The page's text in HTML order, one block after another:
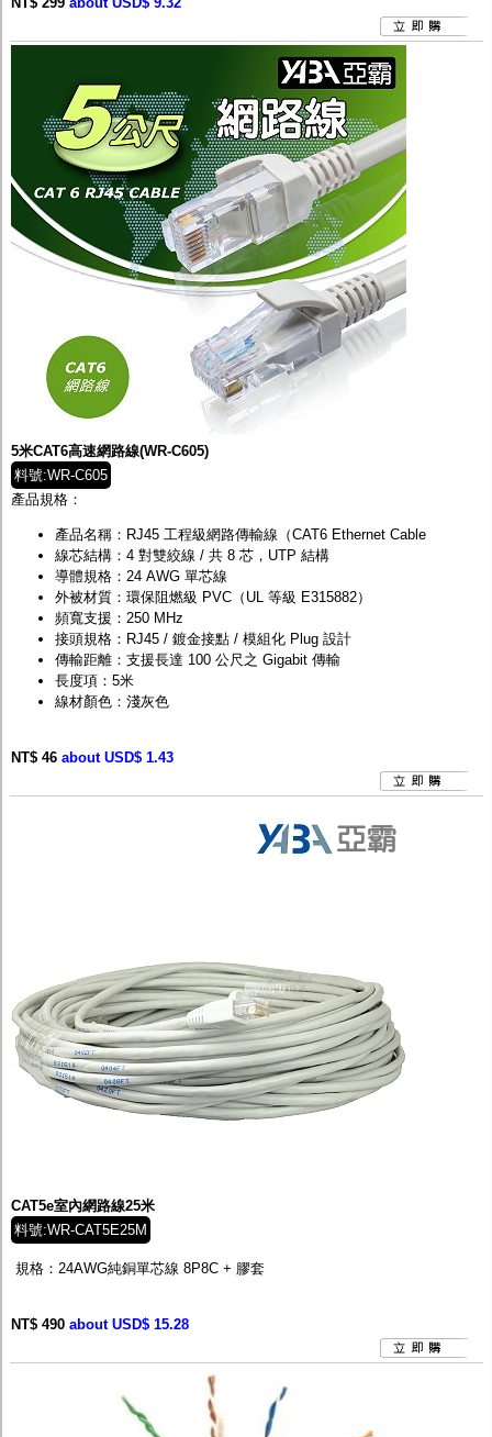
5米CAT6高速網路線(WR-C605)
料號:WR-C605
產品規格：
產品名稱：RJ45 工程級網路傳輸線（CAT6 Ethernet Cable
線芯結構：4 對雙絞線 / 共 8 芯，UTP 結構
導體規格：24 AWG 單芯線
外被材質：環保阻燃級 PVC（UL 等級 E315882）
頻寬支援：250 MHz
接頭規格：RJ45 / 鍍金接點 / 模組化 Plug 設計
傳輸距離：支援長達 100 公尺之 Gigabit 傳輸
長度項：5米
線材顏色：淺灰色
NT$ 46 about USD$ 1.43
CAT5e室內網路線25米
料號:WR-CAT5E25M
規格：24AWG純銅單芯線 8P8C + 膠套
NT$ 490 about USD$ 15.28